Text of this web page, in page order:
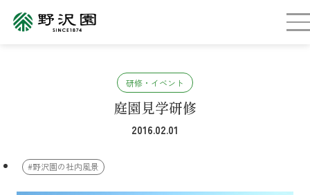
研修・イベント
庭園見学研修
2016.02.01
#野沢園の社内風景